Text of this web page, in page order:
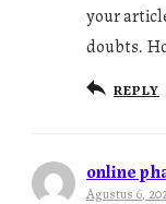
your
doubts.
REPLY
online
Agustus 6,